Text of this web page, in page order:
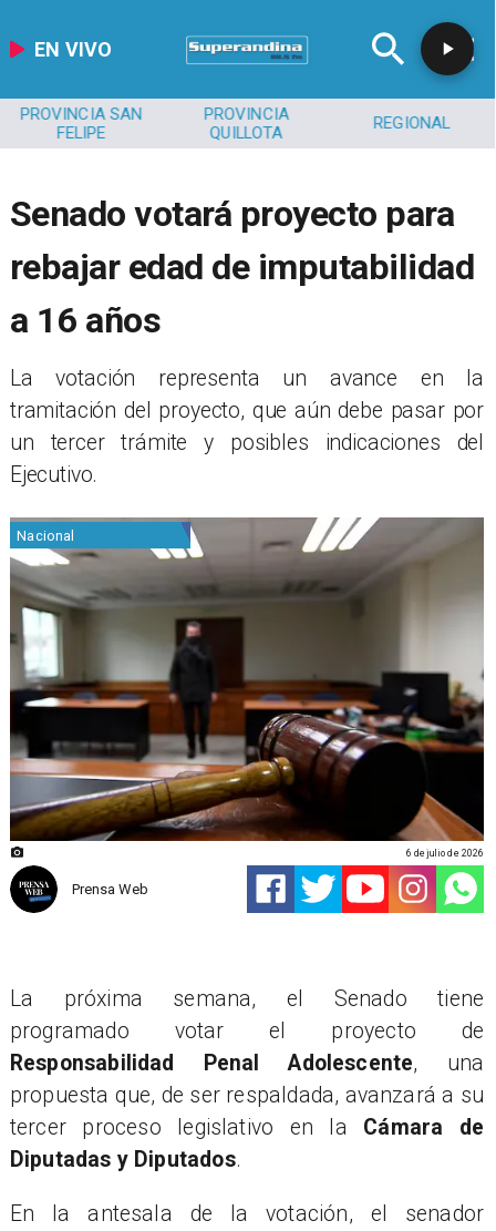
EN VIVO
PROVINCIA SAN
FELIPE
PROVINCIA
QUILLOTA
REGIONAL
Senado votará proyecto para
rebajar edad de imputabilidad
a 16 años
La votación representa un avance en la
tramitación del proyecto, que aún debe pasar por
un tercer trámite y posibles indicaciones del
Ejecutivo.
Nacional
Prensa Web
6 de julio de 2026
La próxima semana, el Senado tiene
programado votar el proyecto de
Responsabilidad Penal Adolescente, una
propuesta que, de ser respaldada, avanzará a su
tercer proceso legislativo en la Cámara de
Diputadas y Diputados.
En la antesala de la votación, el senador